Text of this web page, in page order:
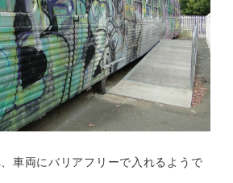
車両にバリアフリーで入れるようで